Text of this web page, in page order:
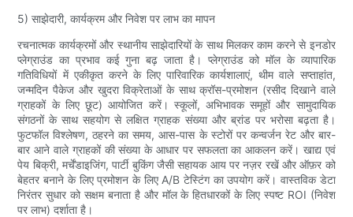
5) साझेदारी, कार्यक्रम और निवेश पर लाभ का मापन
रचनात्मक कार्यक्रमों और स्थानीय साझेदारियों के साथ मिलकर काम करने से इनडोर
प्लेग्राउंड का प्रभाव कई गुना बढ़ जाता है। प्लेग्राउंड को मॉल के व्यापारिक
गतिविधियों में एकीकृत करने के लिए पारिवारिक कार्यशालाएं, थीम वाले सप्ताहांत,
जन्मदिन पैकेज और खुदरा विक्रेताओं के साथ क्रॉस-प्रमोशन (रसीद दिखाने वाले
ग्राहकों के लिए छूट) आयोजित करें। स्कूलों, अभिभावक समूहों और सामुदायिक
संगठनों के साथ सहयोग से लक्षित ग्राहक संख्या और ब्रांड पर भरोसा बढ़ता है।
फुटफॉल विश्लेषण, ठहरने का समय, आस-पास के स्टोरों पर कन्वर्जन रेट और बार-
बार आने वाले ग्राहकों की संख्या के आधार पर सफलता का आकलन करें। खाद्य एवं
पेय बिक्री, मर्चेंडाइजिंग, पार्टी बुकिंग जैसी सहायक आय पर नज़र रखें और ऑफ़र को
बेहतर बनाने के लिए प्रमोशन के लिए A/B टेस्टिंग का उपयोग करें। वास्तविक डेटा
निरंतर सुधार को सक्षम बनाता है और मॉल के हितधारकों के लिए स्पष्ट ROI (निवेश
पर लाभ) दर्शाता है।